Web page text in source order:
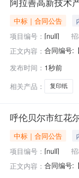
中标｜合同公告
项目编号： [null]
正文内容： 合同编号:
赛东街联
发布时间： 1秒前
相关产品：
复印纸
呼伦贝尔市红花
中标｜合同公告
项目编号： [null]
正文内容： 合同编号: